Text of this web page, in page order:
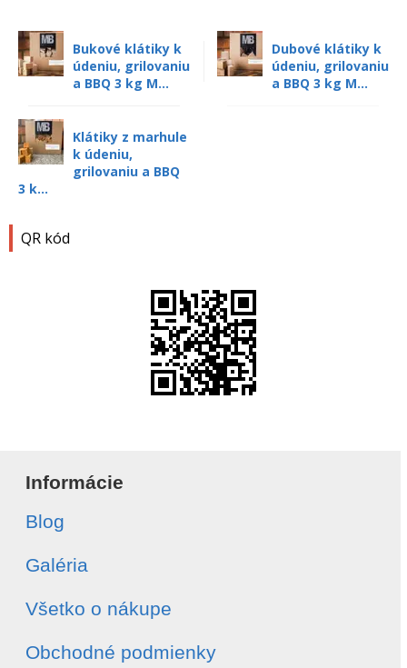
Bukové klátiky k
údeniu, grilovaniu
a BBQ 3 kg M...
Dubové klátiky k
údeniu, grilovaniu
a BBQ 3 kg M...
Klátiky z marhule
k údeniu,
grilovaniu a BBQ
3 k...
QR kód
Informácie
Blog
Galéria
Všetko o nákupe
Obchodné podmienky